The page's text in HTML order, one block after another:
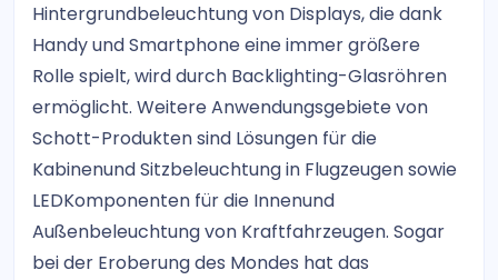
Hintergrundbeleuchtung von Displays, die dank
Handy und Smartphone eine immer größere
Rolle spielt, wird durch Backlighting-Glasröhren
ermöglicht. Weitere Anwendungsgebiete von
Schott-Produkten sind Lösungen für die
Kabinenund Sitzbeleuchtung in Flugzeugen sowie
LEDKomponenten für die Innenund
Außenbeleuchtung von Kraftfahrzeugen. Sogar
bei der Eroberung des Mondes hat das